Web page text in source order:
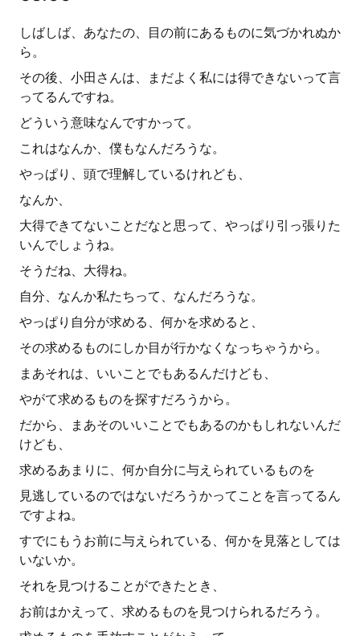
しばしば、あなたの、目の前にあるものに気づかれぬか
ら。
その後、小田さんは、まだよく私には得できないって言
ってるんですね。
どういう意味なんですかって。
これはなんか、僕もなんだろうな。
やっぱり、頭で理解しているけれども、
なんか、
大得できてないことだなと思って、やっぱり引っ張りた
いんでしょうね。
そうだね、大得ね。
自分、なんか私たちって、なんだろうな。
やっぱり自分が求める、何かを求めると、
その求めるものにしか目が行かなくなっちゃうから。
まあそれは、いいことでもあるんだけども、
やがて求めるものを探すだろうから。
だから、まあそのいいことでもあるのかもしれないんだ
けども、
求めるあまりに、何か自分に与えられているものを
見逃しているのではないだろうかってことを言ってるん
ですよね。
すでにもうお前に与えられている、何かを見落としては
いないか。
それを見つけることができたとき、
お前はかえって、求めるものを見つけられるだろう。